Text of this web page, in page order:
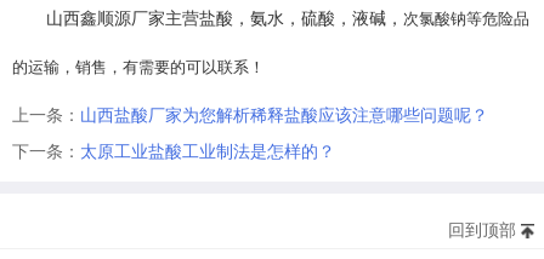
山西鑫顺源厂家主营盐酸，氨水，硫酸，液碱， 次氯酸钠等危险品
的运输，销售，有需要的可以联系！
上一条： 山西盐酸厂家为您解析稀释盐酸应该注意哪些问题呢？
下一条： 太原工业盐酸工业制法是怎样的？
回到顶部